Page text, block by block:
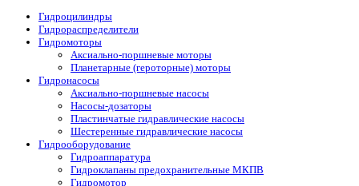
Гидроцилиндры
Гидрораспределители
Гидромоторы
Аксиально-поршневые моторы
Планетарные (героторные) моторы
Гидронасосы
Аксиально-поршневые насосы
Насосы-дозаторы
Пластинчатые гидравлические насосы
Шестеренные гидравлические насосы
Гидрооборудование
Гидроаппаратура
Гидроклапаны предохранительные МКПВ
Гидромотор